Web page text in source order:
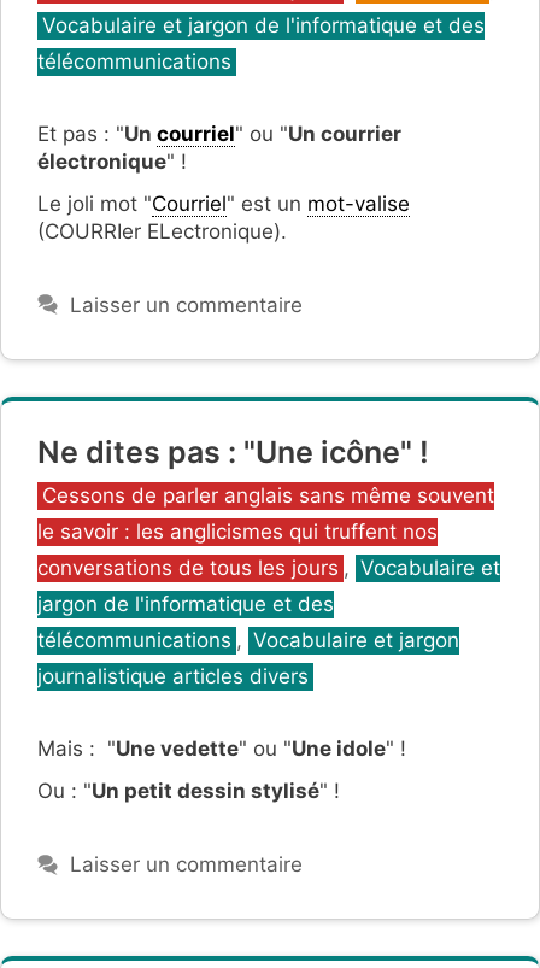
Vocabulaire et jargon de l'informatique et des
télécommunications
Et pas : "Un courriel" ou "Un courrier
électronique" !
Le joli mot "Courriel" est un mot-valise
(COURRIer ELectronique).
Laisser un commentaire
Ne dites pas : "Une icône" !
Catégories
Cessons de parler anglais sans même souvent
le savoir : les anglicismes qui truffent nos
conversations de tous les jours , Vocabulaire et
jargon de l'informatique et des
télécommunications , Vocabulaire et jargon
journalistique articles divers
Mais : "Une vedette" ou "Une idole" !
Ou : "Un petit dessin stylisé" !
Laisser un commentaire